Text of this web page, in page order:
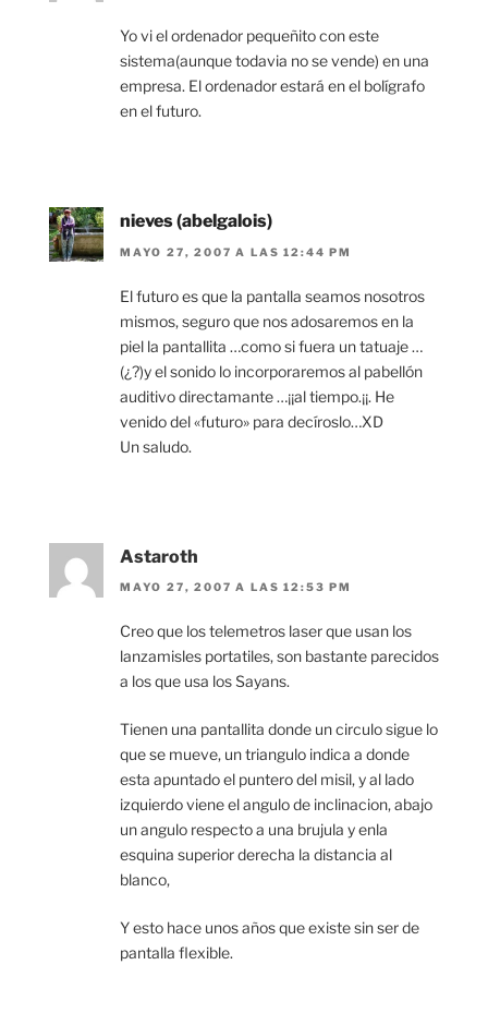
Yo vi el ordenador pequeñito con este
sistema(aunque todavia no se vende) en una
empresa. El ordenador estará en el bolígrafo
en el futuro.
nieves (abelgalois)
MAYO 27, 2007 A LAS 12:44 PM
El futuro es que la pantalla seamos nosotros
mismos, seguro que nos adosaremos en la
piel la pantallita …como si fuera un tatuaje …
(¿?)y el sonido lo incorporaremos al pabellón
auditivo directamante …¡¡al tiempo.¡¡. He
venido del «futuro» para decíroslo…XD
Un saludo.
Astaroth
MAYO 27, 2007 A LAS 12:53 PM
Creo que los telemetros laser que usan los
lanzamisles portatiles, son bastante parecidos
a los que usa los Sayans.
Tienen una pantallita donde un circulo sigue lo
que se mueve, un triangulo indica a donde
esta apuntado el puntero del misil, y al lado
izquierdo viene el angulo de inclinacion, abajo
un angulo respecto a una brujula y enla
esquina superior derecha la distancia al
blanco,
Y esto hace unos años que existe sin ser de
pantalla flexible.